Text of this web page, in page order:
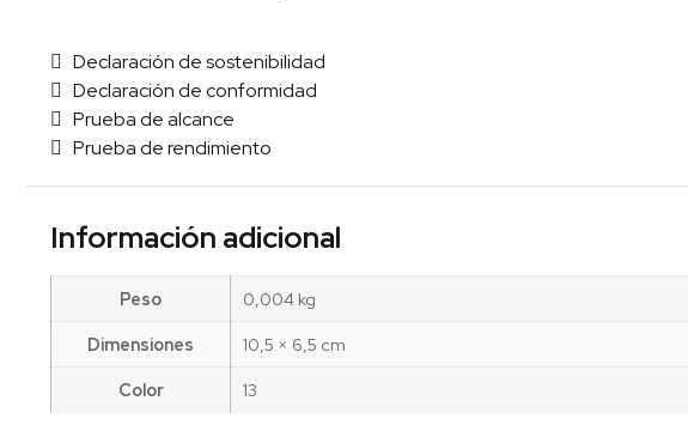
Declaración de sostenibilidad
Declaración de conformidad
Prueba de alcance
Prueba de rendimiento
Información adicional
Peso
0,004 kg
Dimensiones
10,5 × 6,5 cm
Color
13